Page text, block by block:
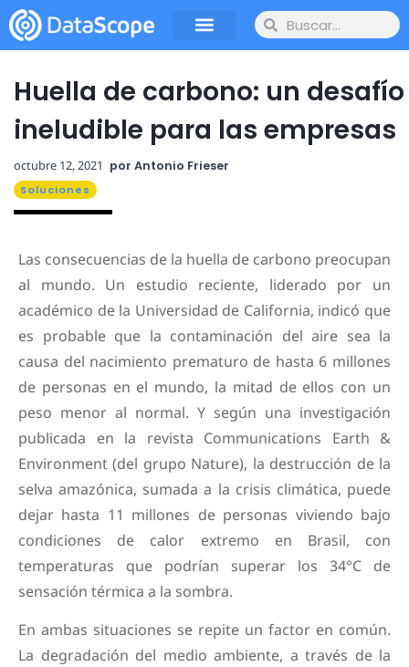
Huella de carbono: un desafío
ineludible para las empresas
octubre 12, 2021 por Antonio Frieser
Soluciones
Las consecuencias de la huella de carbono preocupan
al mundo. Un estudio reciente, liderado por un
académico de la Universidad de California, indicó que
es probable que la contaminación del aire sea la
causa del nacimiento prematuro de hasta 6 millones
de personas en el mundo, la mitad de ellos con un
peso menor al normal. Y según una investigación
publicada en la revista Communications Earth &
Environment (del grupo Nature), la destrucción de la
selva amazónica, sumada a la crisis climática, puede
dejar hasta 11 millones de personas viviendo bajo
condiciones de calor extremo en Brasil, con
temperaturas que podrían superar los 34°C de
sensación térmica a la sombra.
En ambas situaciones se repite un factor en común.
La degradación del medio ambiente, a través de la